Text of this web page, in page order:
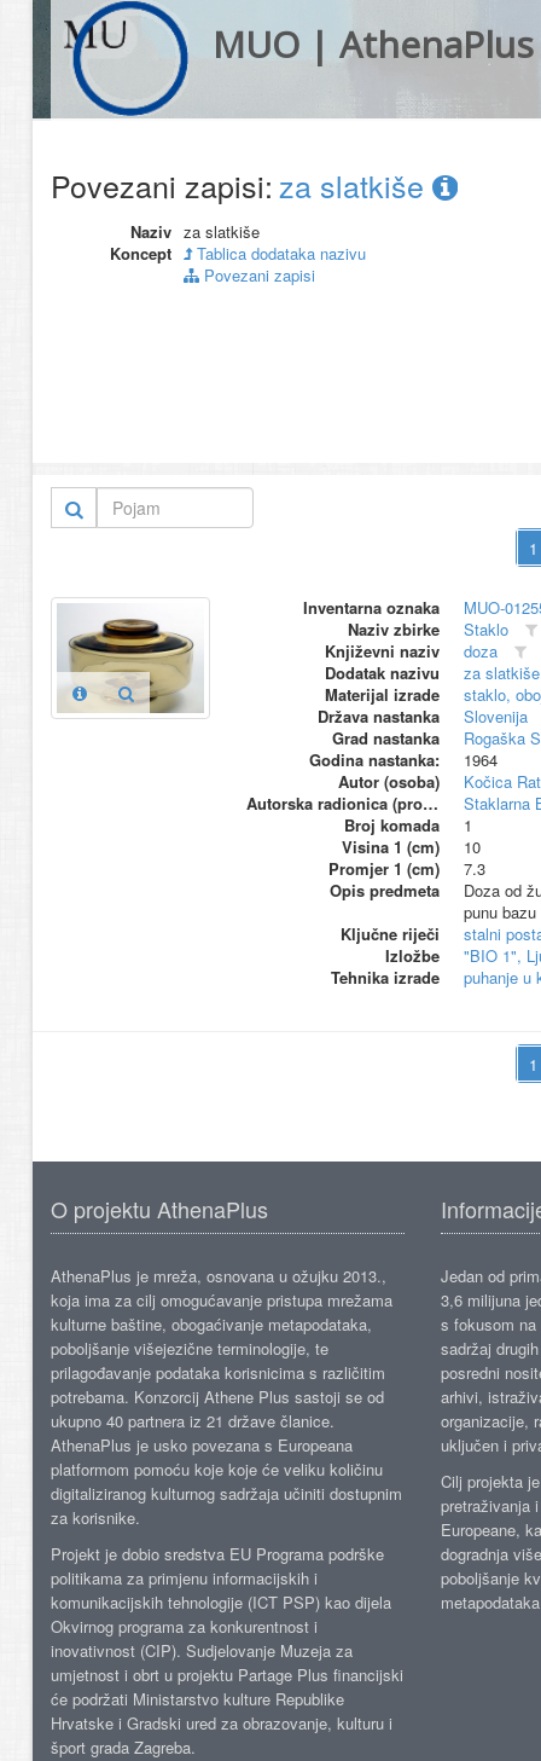
MUO | AthenaPlus
Povezani zapisi:za slatkiše
Naziv za slatkiše
Koncept
Tablica dodataka nazivu
Povezani zapisi
Inventarna oznaka
MUO-
Naziv zbirke
Staklo
Književni naziv
doza
Dodatak nazivu
za slatkiše
Materijal izrade
staklo,
Država nastanka
Slovenija
Grad nastanka
Rogaška
Godina nastanka:
1964
Autor (osoba)
Kočica
Autorska radionica (proizvođač)
Staklarna
Broj komada
1
Visina 1 (cm)
10
Promjer 1 (cm)
7.3
Opis predmeta
Doza od
punu
Ključne riječi
stalni
Izložbe
"BIO 1",
Tehnika izrade
puhanje u
O projektu AthenaPlus
AthenaPlus je mreža, osnovana u ožujku 2013.,
koja ima za cilj omogućavanje pristupa mrežama
kulturne baštine, obogaćivanje metapodataka,
poboljšanje višejezične terminologije, te
prilagođavanje podataka korisnicima s različitim
potrebama. Konzorcij Athene Plus sastoji se od
ukupno 40 partnera iz 21 države članice.
AthenaPlus je usko povezana s Europeana
platformom pomoću koje koje će veliku količinu
digitaliziranog kulturnog sadržaja učiniti dostupnim
za korisnike.
Projekt je dobio sredstva EU Programa podrške
politikama za primjenu informacijskih i
komunikacijskih tehnologije (ICT PSP) kao dijela
Okvirnog programa za konkurentnost i
inovativnost (CIP). Sudjelovanje Muzeja za
umjetnost i obrt u projektu Partage Plus financijski
će podržati Ministarstvo kulture Republike
Hrvatske i Gradski ured za obrazovanje, kulturu i
šport grada Zagreba.
Jedan od
3,6 milijuna
s fokusom
sadržaj
posredni
arhivi,
organizacije,
uključen i
Cilj projekta
pretraživanja
Europeane,
dogradnja
poboljšanje